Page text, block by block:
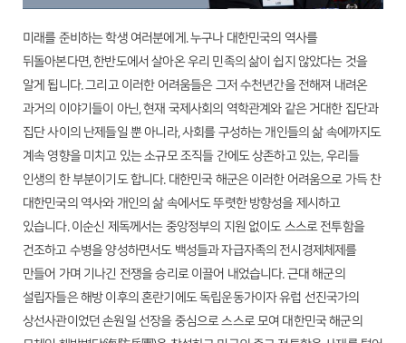
미래를 준비하는 학생 여러분에게. 누구나 대한민국의 역사를
뒤돌아본다면, 한반도에서 살아온 우리 민족의 삶이 쉽지 않았다는 것을
알게 됩니다. 그리고 이러한 어려움들은 그저 수천년간을 전해져 내려온
과거의 이야기들이 아닌, 현재 국제사회의 역학관계와 같은 거대한 집단과
집단 사이의 난제들일 뿐 아니라, 사회를 구성하는 개인들의 삶 속에까지도
계속 영향을 미치고 있는 소규모 조직들 간에도 상존하고 있는, 우리들
인생의 한 부분이기도 합니다. 대한민국 해군은 이러한 어려움으로 가득 찬
대한민국의 역사와 개인의 삶 속에서도 뚜렷한 방향성을 제시하고
있습니다. 이순신 제독께서는 중앙정부의 지원 없이도 스스로 전투함을
건조하고 수병을 양성하면서도 백성들과 자급자족의 전시경제체제를
만들어 가며 기나긴 전쟁을 승리로 이끌어 내었습니다. 근대 해군의
설립자들은 해방 이후의 혼란기에도 독립운동가이자 유럽 선진국가의
상선사관이었던 손원일 선장을 중심으로 스스로 모여 대한민국 해군의